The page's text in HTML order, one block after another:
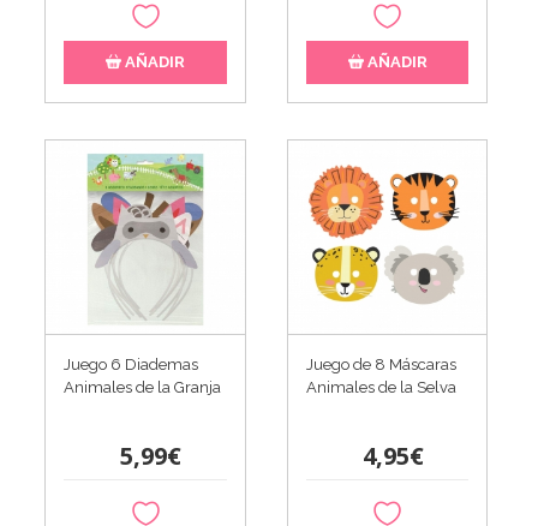
AÑADIR AÑADIR
Juego 6 Diademas
Animales de la Granja
5,99€
Juego de 8 Máscaras
Animales de la Selva
4,95€